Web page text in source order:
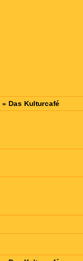
» Das Kulturcafé